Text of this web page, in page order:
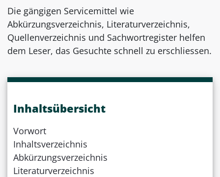
Die gängigen Servicemittel wie
Abkürzungsverzeichnis, Literaturverzeichnis,
Quellenverzeichnis und Sachwortregister helfen
dem Leser, das Gesuchte schnell zu erschliessen.
Inhaltsübersicht
Vorwort
Inhaltsverzeichnis
Abkürzungsverzeichnis
Literaturverzeichnis